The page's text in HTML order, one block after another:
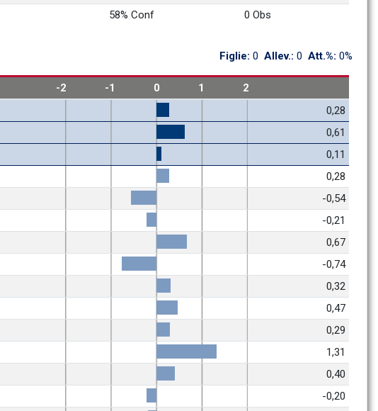
58% Conf 0 Obs
Figlie: 0 Allev.: 0 Att.%: 0%
-2 -1 0 1
2
0,28
0,61
0,11
0,28
-0,54
-0,21
0,67
-0,74
0,32
0,47
0,29
1,31
0,40
-0,20